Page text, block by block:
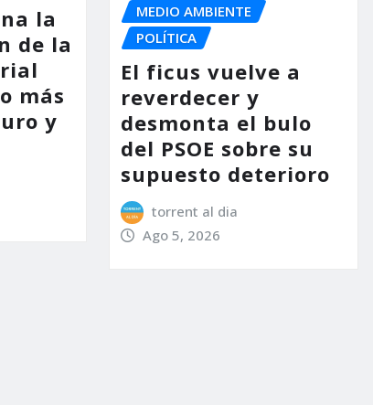
la
de la
más
y
MEDIO AMBIENTE
POLÍTICA
El ficus vuelve a
reverdecer y
desmonta el bulo
del PSOE sobre su
supuesto deterioro
torrent al dia
Ago 5, 2026